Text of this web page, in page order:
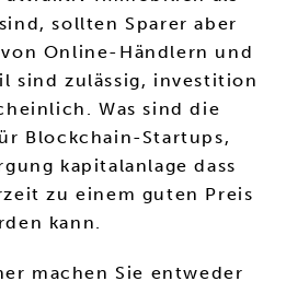
sollten Sparer aber
Online-Händlern und
sind zulässig, investition
Was sind die
Blockchain-Startups,
kapitalanlage dass
zu einem guten Preis
kann.
machen Sie entweder